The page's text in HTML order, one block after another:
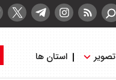
تصویر استان ها